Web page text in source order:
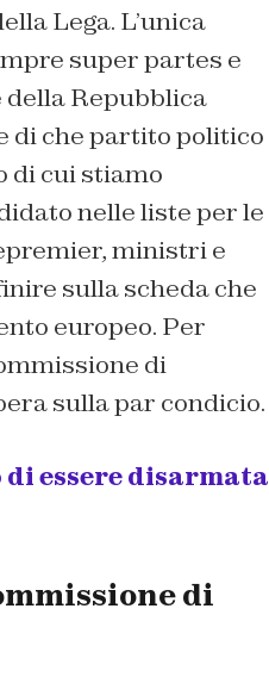
Lega. L’unica
super partes e
Repubblica
di che partito politico
di cui stiamo
nelle liste per le
ministri e
sulla scheda che
europeo. Per
di
sulla par condicio.
di essere disarmata
di